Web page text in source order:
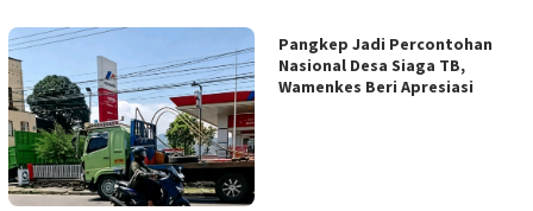
Pangkep Jadi Percontohan
Nasional Desa Siaga TB,
Wamenkes Beri Apresiasi